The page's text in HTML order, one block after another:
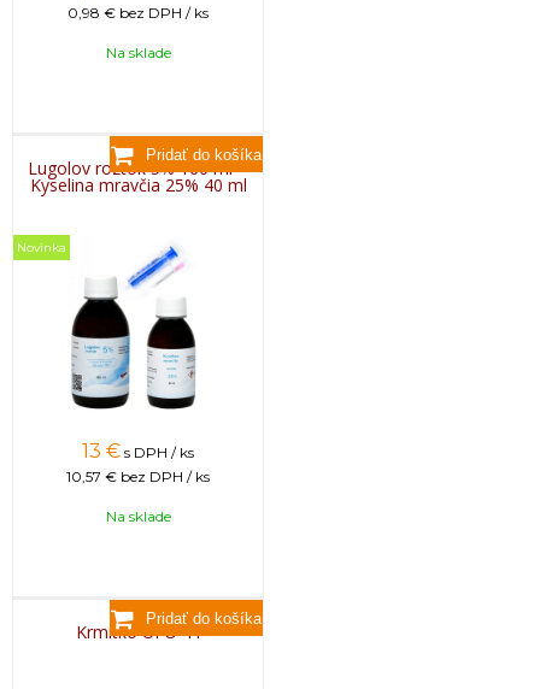
0,98 € bez DPH / ks
Na sklade
Lugolov roztok 5% 160 ml +
Kyselina mravčia 25% 40 ml
Novinka
13 € s DPH / ks
10,57 € bez DPH / ks
Na sklade
Krmítko UFO 4 l